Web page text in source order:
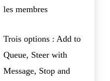
les membres
Trois options : Add to
Queue, Steer with
Message, Stop and